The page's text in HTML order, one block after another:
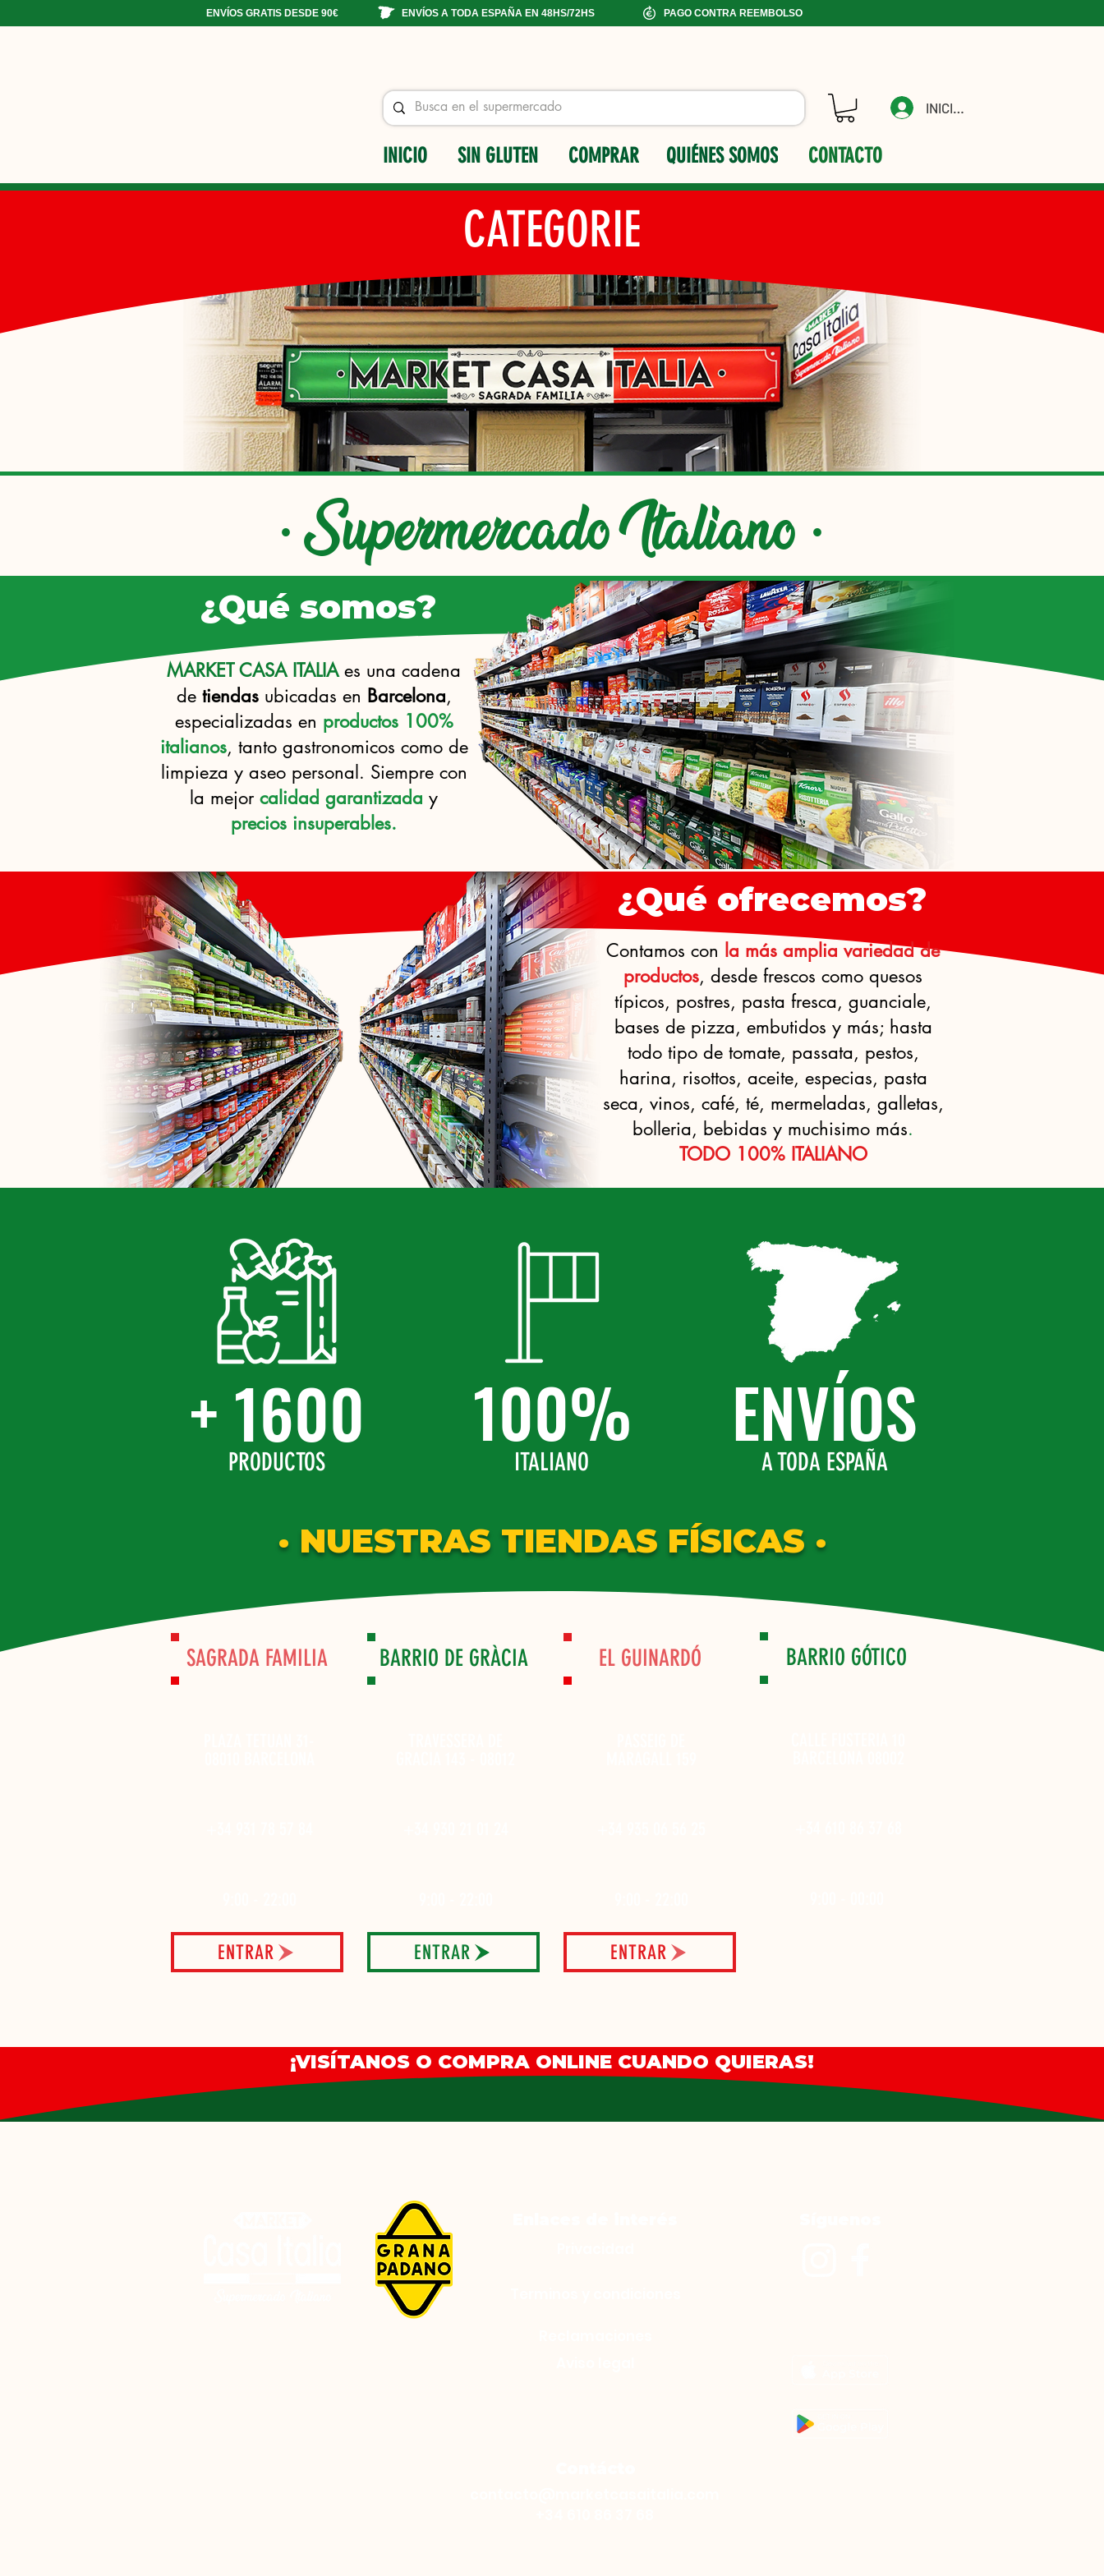
ENVÍOS GRATIS DESDE 90€ ENVÍOS A TODA ESPAÑA EN 48HS/72HS PAGO CONTRA REEMBOLSO
Supermercado Italiano
INICIAR
INICIO SIN GLUTEN COMPRAR QUIÉNES SOMOS CONTACTO
CATEGORIE
·Supermercado Italiano·
¿Qué somos?
MARKET CASA ITALIAes una cadena
de tiendasubicadas en Barcelona,
especializadas en productos 100%
italianos, tanto gastronomicos como de
limpieza y aseo personal. Siempre con
la mejor calidad garantizada y
precios insuperables.
¿Qué ofrecemos?
Contamos con la más amplia variedad de
productos, desde frescos como quesos
típicos, postres, pasta fresca, guanciale,
bases de pizza, embutidos y más; hasta
todo tipo de tomate, passata, pestos,
harina, risottos, aceite, especias, pasta
seca, vinos, café, té, mermeladas, galletas,
bolleria, bebidas y muchisimo más.
TODO 100% ITALIANO
+ 1600
PRODUCTOS
100%
ITALIANO
ENVÍOS
A TODA ESPAÑA
· NUESTRAS TIENDAS FÍSICAS ·
SAGRADA FAMILIA
ENTRAR
BARRIO DE GRÀCIA
ENTRAR
EL GUINARDÓ BARRIO GÓTICO
ENTRAR
¡VISÍTANOS O COMPRA ONLINE CUANDO QUIERAS!